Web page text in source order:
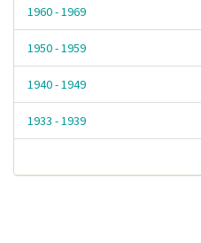
1960 - 1969
1950 - 1959
1940 - 1949
1933 - 1939